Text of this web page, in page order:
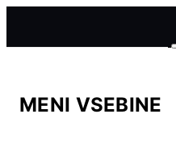
MENI VSEBINE